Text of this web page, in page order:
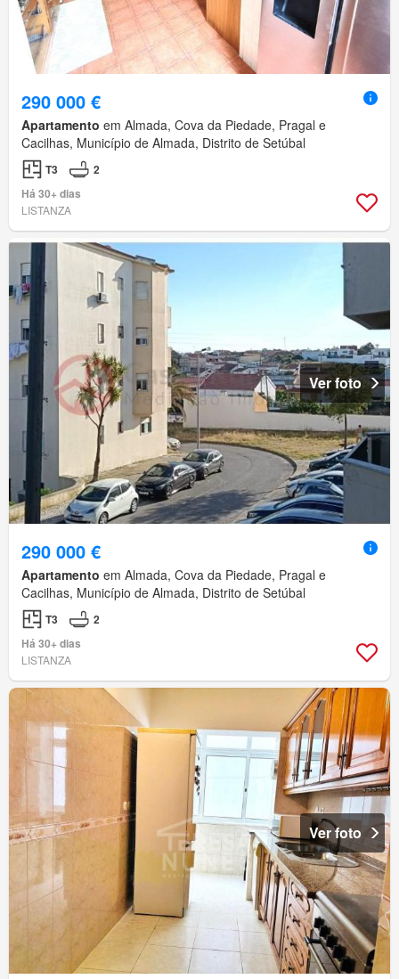
290 000 €
Apartamento em Almada, Cova da Piedade, Pragal e
Cacilhas, Município de Almada, Distrito de Setúbal
T3
2
Há 30+ dias
LISTANZA
Ver foto
290 000 €
Apartamento em Almada, Cova da Piedade, Pragal e
Cacilhas, Município de Almada, Distrito de Setúbal
T3
2
Há 30+ dias
LISTANZA
Ver foto